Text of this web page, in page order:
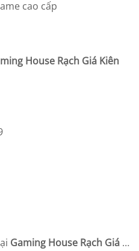
House Rạch Giá Kiên
Gaming House Rạch Giá…